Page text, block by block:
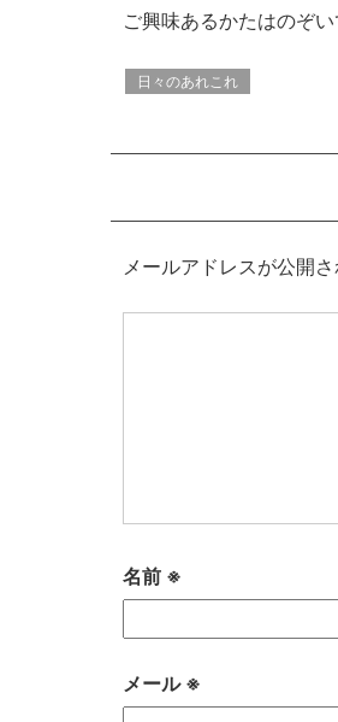
ご興味あるかたはのぞ
日々のあれこれ
メールアドレスが公開
名前 ※
メール ※